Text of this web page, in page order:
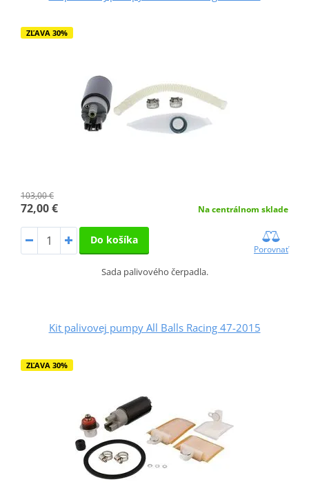
ZĽAVA 30%
103,00 €
72,00 € Na centrálnom sklade
Do košíka
Porovnať
Sada palivového čerpadla.
Kit palivovej pumpy All Balls Racing 47-2015
ZĽAVA 30%